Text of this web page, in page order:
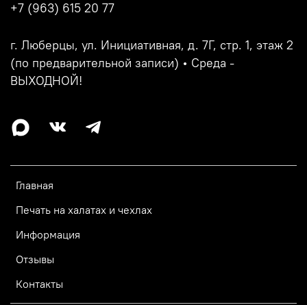
Главная
Печать на халатах и чехлах
Информация
Отзывы
Контакты
+7 (963) 615 20 77
г. Люберцы, ул. Инициативная, д. 7Г, стр. 1, этаж 2
(по предварительной записи) • Среда -
ВЫХОДНОЙ!